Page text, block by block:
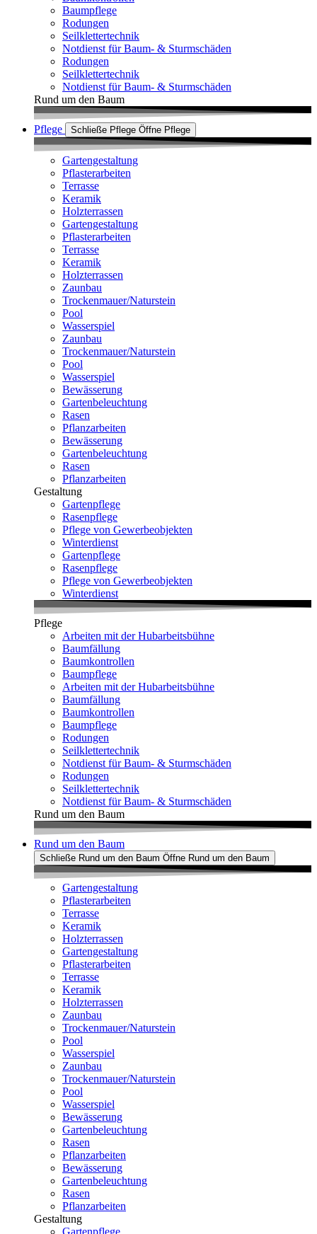
Baumpflege
Rodungen
Seilklettertechnik
Notdienst für Baum- & Sturmschäden
Rodungen
Seilklettertechnik
Notdienst für Baum- & Sturmschäden
Rund um den Baum
Pflege Schließe Pflege Öffne Pflege
Gartengestaltung
Pflasterarbeiten
Terrasse
Keramik
Holzterrassen
Gartengestaltung
Pflasterarbeiten
Terrasse
Keramik
Holzterrassen
Zaunbau
Trockenmauer/Naturstein
Pool
Wasserspiel
Zaunbau
Trockenmauer/Naturstein
Pool
Wasserspiel
Bewässerung
Gartenbeleuchtung
Rasen
Pflanzarbeiten
Bewässerung
Gartenbeleuchtung
Rasen
Pflanzarbeiten
Gestaltung
Gartenpflege
Rasenpflege
Pflege von Gewerbeobjekten
Winterdienst
Gartenpflege
Rasenpflege
Pflege von Gewerbeobjekten
Winterdienst
Pflege
Arbeiten mit der Hubarbeitsbühne
Baumfällung
Baumkontrollen
Baumpflege
Arbeiten mit der Hubarbeitsbühne
Baumfällung
Baumkontrollen
Baumpflege
Rodungen
Seilklettertechnik
Notdienst für Baum- & Sturmschäden
Rodungen
Seilklettertechnik
Notdienst für Baum- & Sturmschäden
Rund um den Baum
Rund um den Baum
Schließe Rund um den Baum Öffne Rund um den Baum
Gartengestaltung
Pflasterarbeiten
Terrasse
Keramik
Holzterrassen
Gartengestaltung
Pflasterarbeiten
Terrasse
Keramik
Holzterrassen
Zaunbau
Trockenmauer/Naturstein
Pool
Wasserspiel
Zaunbau
Trockenmauer/Naturstein
Pool
Wasserspiel
Bewässerung
Gartenbeleuchtung
Rasen
Pflanzarbeiten
Bewässerung
Gartenbeleuchtung
Rasen
Pflanzarbeiten
Gestaltung